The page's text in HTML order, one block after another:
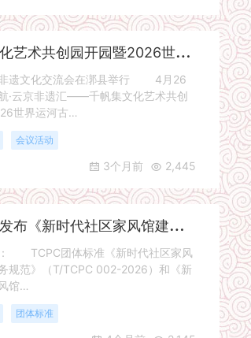
千
帆集文化艺术共创园开园暨2026世界运河古镇合作机制会议
非遗文化交流会在漷县举行 4月26
·云京非遗汇——千帆集文化艺术共创
世界运河古…
会议活动
3个月前 2,445
关
于批准发布《新时代社区家风馆建设与服务规范》《新时代社区家风馆评价规范》两项团体标准的通知
TCPC团体标准《新时代社区家风
规范》（T/TCPC 002-2026）和《新
馆…
团体标准